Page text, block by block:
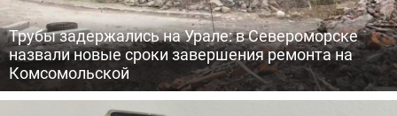
Трубы задержались на Урале: в Североморске
назвали новые сроки завершения ремонта на
Комсомольской